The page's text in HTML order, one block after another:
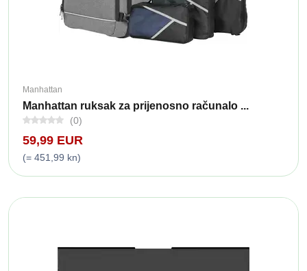
Manhattan
Manhattan ruksak za prijenosno računalo ...
(0)
59,99 EUR
(= 451,99 kn)